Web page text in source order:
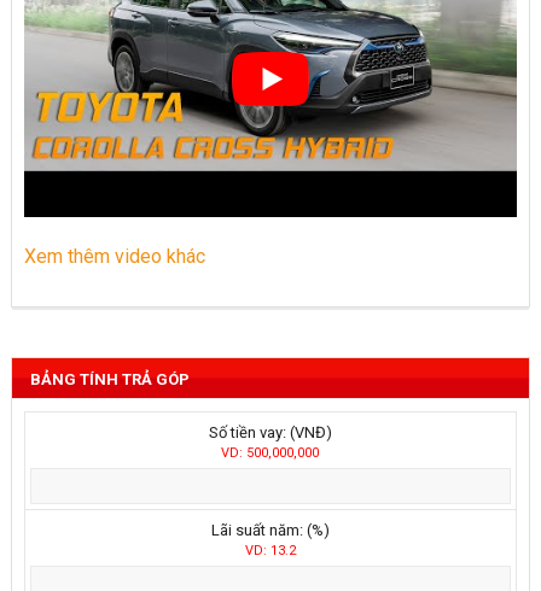
Xem thêm video khác
BẢNG TÍNH TRẢ GÓP
Số tiền vay: (VNĐ)
VD: 500,000,000
Lãi suất năm: (%)
VD: 13.2